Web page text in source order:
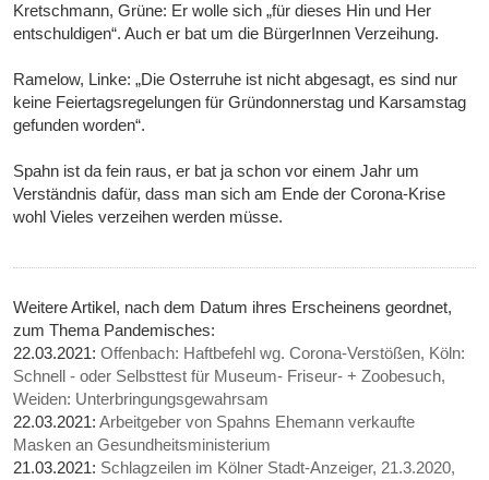
Kretschmann, Grüne: Er wolle sich „für dieses Hin und Her
entschuldigen“. Auch er bat um die BürgerInnen Verzeihung.
Ramelow, Linke: „Die Osterruhe ist nicht abgesagt, es sind nur
keine Feiertagsregelungen für Gründonnerstag und Karsamstag
gefunden worden“.
Spahn ist da fein raus, er bat ja schon vor einem Jahr um
Verständnis dafür, dass man sich am Ende der Corona-Krise
wohl Vieles verzeihen werden müsse.
Weitere Artikel, nach dem Datum ihres Erscheinens geordnet,
zum Thema Pandemisches:
22.03.2021:Offenbach: Haftbefehl wg. Corona-Verstößen, Köln:
Schnell - oder Selbsttest für Museum- Friseur- + Zoobesuch,
Weiden: Unterbringungsgewahrsam
22.03.2021:Arbeitgeber von Spahns Ehemann verkaufte
Masken an Gesundheitsministerium
21.03.2021: Schlagzeilen im Kölner Stadt-Anzeiger, 21.3.2020,